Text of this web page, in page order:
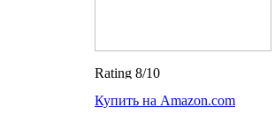
Купить на Amazon.com